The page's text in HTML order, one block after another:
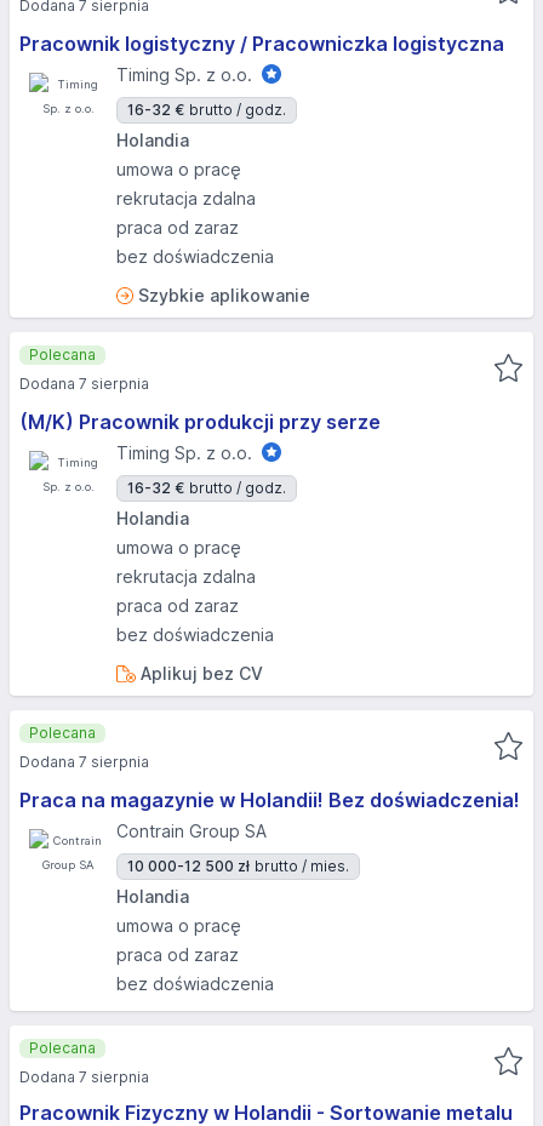
Pracownik logistyczny / Pracowniczka logistyczna
Timing Sp. z o.o.
16-32 € brutto / godz.
Holandia
umowa o pracę
rekrutacja zdalna
praca od zaraz
bez doświadczenia
Szybkie aplikowanie
Dodana 7 sierpnia
(M/K) Pracownik produkcji przy serze
Timing Sp. z o.o.
16-32 € brutto / godz.
Holandia
umowa o pracę
rekrutacja zdalna
praca od zaraz
bez doświadczenia
Aplikuj bez CV
Polecana
Dodana 7 sierpnia
Praca na magazynie w Holandii! Bez doświadczenia!
Contrain Group SA
10 000-12 500 zł brutto / mies.
Holandia
umowa o pracę
praca od zaraz
bez doświadczenia
Polecana
Dodana 7 sierpnia
Pracownik Fizyczny w Holandii - Sortowanie metalu
Polecana
Dodana 7 sierpnia